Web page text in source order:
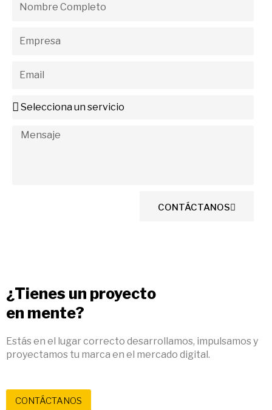
CONTÁCTANOS
¿Tienes un proyecto
en mente?
Estás en el lugar correcto desarrollamos, impulsamos y
proyectamos tu marca en el mercado digital.
CONTÁCTANOS